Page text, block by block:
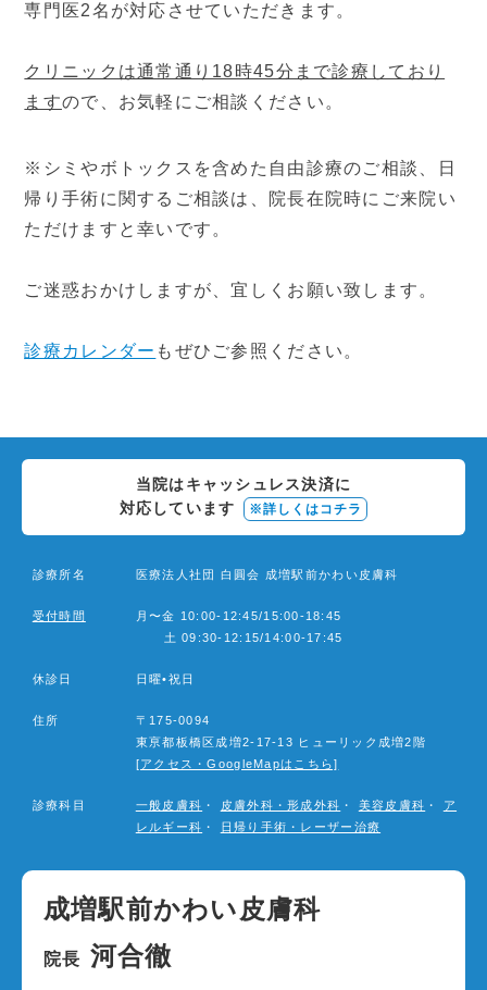
専門医2名が対応させていただきます。
クリニックは通常通り18時45分まで診療しており
ますので、お気軽にご相談ください。
※シミやボトックスを含めた自由診療のご相談、日
帰り手術に関するご相談は、院長在院時にご来院い
ただけますと幸いです。
ご迷惑おかけしますが、宜しくお願い致します。
診療カレンダー もぜひご参照ください。
当院はキャッシュレス決済に
対応しています
※詳しくはコチラ
診療所名 医療法人社団 白圓会 成増駅前かわい皮膚科
受付時間
月〜金 10:00-12:45/15:00-18:45
土 09:30-12:15/14:00-17:45
休診日 日曜•祝日
住所
〒175-0094
東亰都板橋区成増2-17-13 ヒューリック成増2階
[アクセス・GoogleMapはこちら]
診療科目 一般皮膚科 ・ 皮膚外科・形成外科 ・ 美容皮膚科 ・
ア
レルギー科 ・ 日帰り手術・レーザー治療
成増駅前かわい皮膚科
院長 河合徹
治療方法から探す
料金表 ▼
保険診療
医師紹介
クリニック紹介
院内写真
当院の取り組み・院内掲示
受付時間・アクセス
採用情報